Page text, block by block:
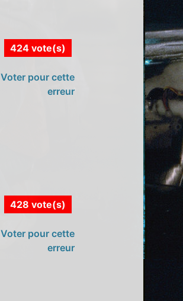
424 vote(s)
Voter pour cette
erreur
428 vote(s)
Voter pour cette
erreur